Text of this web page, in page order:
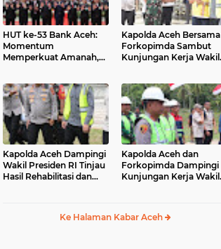
HUT ke-53 Bank Aceh:
Momentum
Memperkuat Amanah,
Kapolda Aceh Bersama
Forkopimda Sambut
Kunjungan Kerja Wakil
Kapolda Aceh Dampingi
Wakil Presiden RI Tinjau
Hasil Rehabilitasi dan
Kapolda Aceh dan
Forkopimda Dampingi
Kunjungan Kerja Wakil
Ke Halaman Kabar Aceh